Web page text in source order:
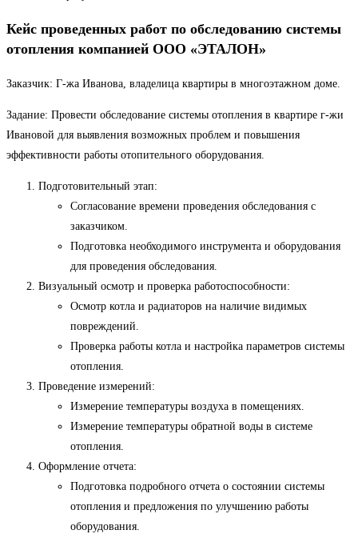
Кейс проведенных работ по обследованию системы
отопления компанией ООО «ЭТАЛОН»
Заказчик: Г-жа Иванова, владелица квартиры в многоэтажном доме.
Задание: Провести обследование системы отопления в квартире г-жи
Ивановой для выявления возможных проблем и повышения
эффективности работы отопительного оборудования.
Подготовительный этап:
Согласование времени проведения обследования с
заказчиком.
Подготовка необходимого инструмента и оборудования
для проведения обследования.
Визуальный осмотр и проверка работоспособности:
Осмотр котла и радиаторов на наличие видимых
повреждений.
Проверка работы котла и настройка параметров системы
отопления.
Проведение измерений:
Измерение температуры воздуха в помещениях.
Измерение температуры обратной воды в системе
отопления.
Оформление отчета:
Подготовка подробного отчета о состоянии системы
отопления и предложения по улучшению работы
оборудования.